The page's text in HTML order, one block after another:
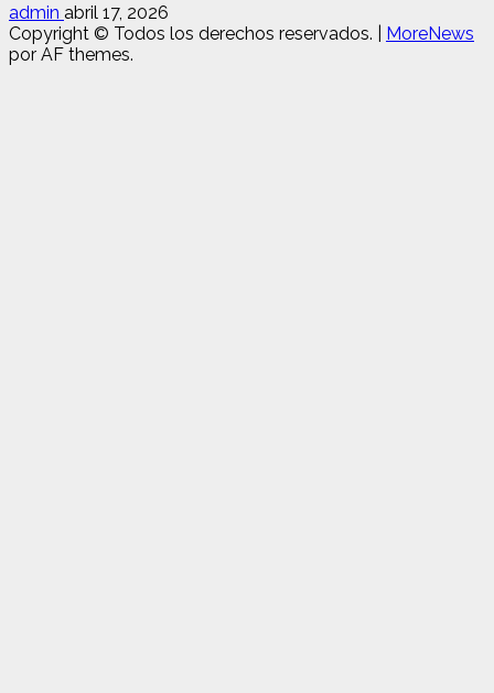
admin abril 17, 2026
Copyright © Todos los derechos reservados.
MoreNews
por AF themes.